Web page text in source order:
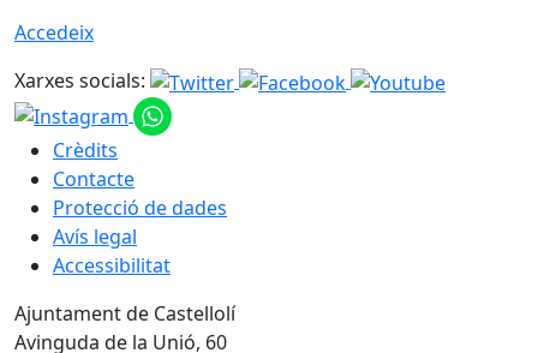
Accedeix
Xarxes socials:
Crèdits
Contacte
Protecció de dades
Avís legal
Accessibilitat
Ajuntament de Castellolí
Avinguda de la Unió, 60